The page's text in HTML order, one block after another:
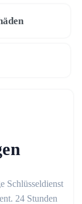
Schlüsseldienst
24 Stunden